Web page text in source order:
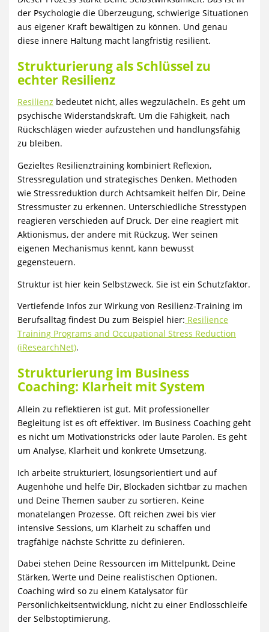
der Psychologie die Überzeugung, schwierige Situationen
aus eigener Kraft bewältigen zu können. Und genau
diese innere Haltung macht langfristig resilient.
Strukturierung als Schlüssel zu
echter Resilienz
Resilienz bedeutet nicht, alles wegzulächeln. Es geht um
psychische Widerstandskraft. Um die Fähigkeit, nach
Rückschlägen wieder aufzustehen und handlungsfähig
zu bleiben.
Gezieltes Resilienztraining kombiniert Reflexion,
Stressregulation und strategisches Denken. Methoden
wie Stressreduktion durch Achtsamkeit helfen Dir, Deine
Stressmuster zu erkennen. Unterschiedliche Stresstypen
reagieren verschieden auf Druck. Der eine reagiert mit
Aktionismus, der andere mit Rückzug. Wer seinen
eigenen Mechanismus kennt, kann bewusst
gegensteuern.
Struktur ist hier kein Selbstzweck. Sie ist ein Schutzfaktor.
Vertiefende Infos zur Wirkung von Resilienz-Training im
Berufsalltag findest Du zum Beispiel hier: Resilience
Training Programs and Occupational Stress Reduction
(iResearchNet).
Strukturierung im Business
Coaching: Klarheit mit System
Allein zu reflektieren ist gut. Mit professioneller
Begleitung ist es oft effektiver. Im Business Coaching geht
es nicht um Motivationstricks oder laute Parolen. Es geht
um Analyse, Klarheit und konkrete Umsetzung.
Ich arbeite strukturiert, lösungsorientiert und auf
Augenhöhe und helfe Dir, Blockaden sichtbar zu machen
und Deine Themen sauber zu sortieren. Keine
monatelangen Prozesse. Oft reichen zwei bis vier
intensive Sessions, um Klarheit zu schaffen und
tragfähige nächste Schritte zu definieren.
Dabei stehen Deine Ressourcen im Mittelpunkt, Deine
Stärken, Werte und Deine realistischen Optionen.
Coaching wird so zu einem Katalysator für
Persönlichkeitsentwicklung, nicht zu einer Endlosschleife
der Selbstoptimierung.